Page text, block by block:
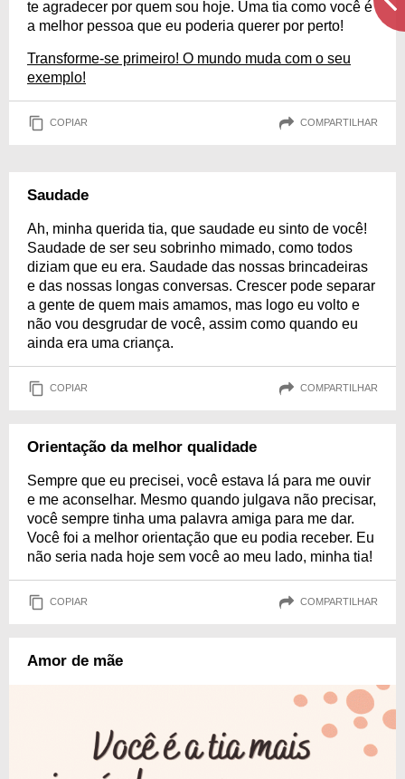
te agradecer por quem sou hoje. Uma tia como você é
a melhor pessoa que eu poderia querer por perto!
Transforme-se primeiro! O mundo muda com o seu
exemplo!
COPIAR COMPARTILHAR
Saudade
Ah, minha querida tia, que saudade eu sinto de você!
Saudade de ser seu sobrinho mimado, como todos
diziam que eu era. Saudade das nossas brincadeiras
e das nossas longas conversas. Crescer pode separar
a gente de quem mais amamos, mas logo eu volto e
não vou desgrudar de você, assim como quando eu
ainda era uma criança.
COPIAR COMPARTILHAR
Orientação da melhor qualidade
Sempre que eu precisei, você estava lá para me ouvir
e me aconselhar. Mesmo quando julgava não precisar,
você sempre tinha uma palavra amiga para me dar.
Você foi a melhor orientação que eu podia receber. Eu
não seria nada hoje sem você ao meu lado, minha tia!
COPIAR COMPARTILHAR
Amor de mãe